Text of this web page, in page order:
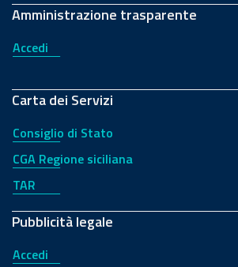
Amministrazione trasparente
Accedi
Carta dei Servizi
Consiglio di Stato
CGA Regione siciliana
TAR
Pubblicità legale
Accedi